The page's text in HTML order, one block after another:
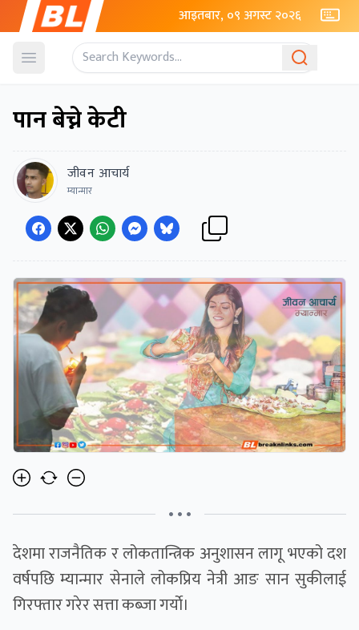
आइतबार, ०९ अगस्ट २०२६
Open menu
पान बेच्ने केटी
जीवन आचार्य
म्यान्मार
• • •
देशमा राजनैतिक र लोकतान्त्रिक अनुशासन लागू भएको दश
वर्षपछि म्यान्मार सेनाले लोकप्रिय नेत्री आङ सान सुकीलाई
गिरफ्तार गरेर सत्ता कब्जा गर्याे।